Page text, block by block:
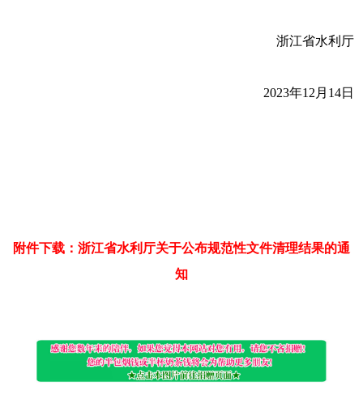
浙江省水利厅
2023年12月14日
附件下载：浙江省水利厅关于公布规范性文件清理结果的通
知